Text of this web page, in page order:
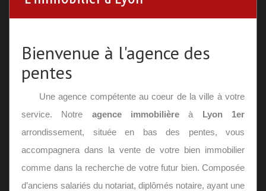
Bienvenue à l'agence des
pentes
Une agence compétente au coeur de la ville à votre
service. Notre agence immobilière à Lyon 1er
arrondissement, située en bas des pentes, vous
accompagnera dans la vente de votre bien immobilier
comme dans la recherche de votre futur bien. Composée
d’anciens salariés du notariat, diplômés notaire, ayant une